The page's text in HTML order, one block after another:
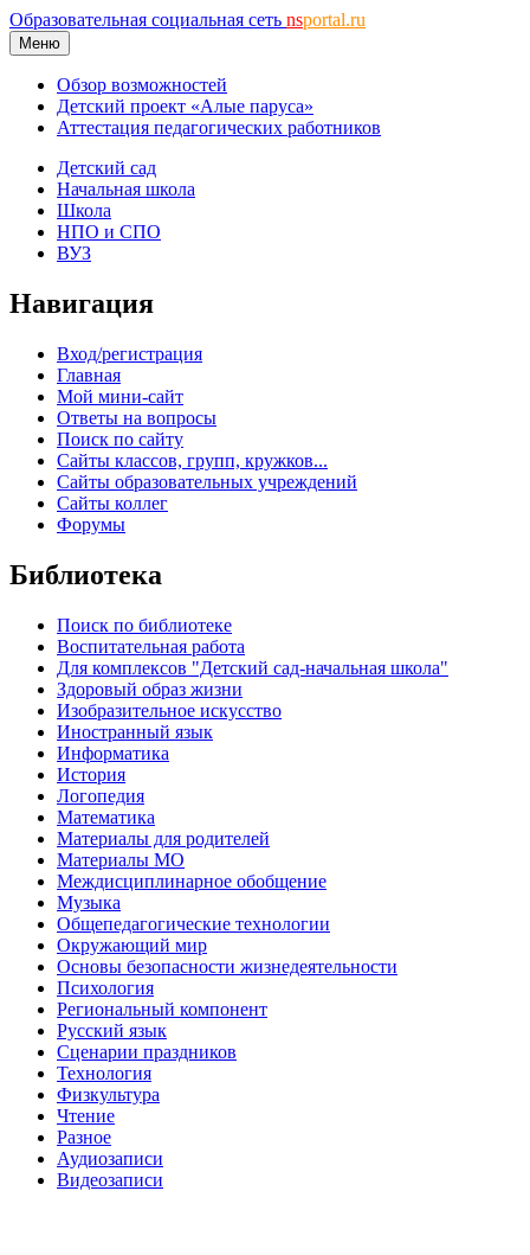
Образовательная социальная сеть nsportal.ru
Меню
Обзор возможностей
Детский проект «Алые паруса»
Аттестация педагогических работников
Детский сад
Начальная школа
Школа
НПО и СПО
ВУЗ
Навигация
Вход/регистрация
Главная
Мой мини-сайт
Ответы на вопросы
Поиск по сайту
Сайты классов, групп, кружков...
Сайты образовательных учреждений
Сайты коллег
Форумы
Библиотека
Поиск по библиотеке
Воспитательная работа
Для комплексов "Детский сад-начальная школа"
Здоровый образ жизни
Изобразительное искусство
Иностранный язык
Информатика
История
Логопедия
Математика
Материалы для родителей
Материалы МО
Междисциплинарное обобщение
Музыка
Общепедагогические технологии
Окружающий мир
Основы безопасности жизнедеятельности
Психология
Региональный компонент
Русский язык
Сценарии праздников
Технология
Физкультура
Чтение
Разное
Аудиозаписи
Видеозаписи